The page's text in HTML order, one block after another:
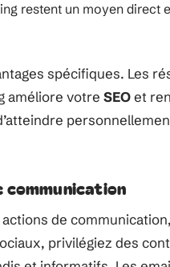
restent un moyen
spécifiques. Les
améliore votre SEOet
de
privilégiez des